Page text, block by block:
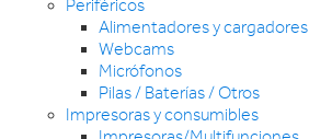
Periféricos
Alimentadores y cargadores
Webcams
Micrófonos
Pilas / Baterías / Otros
Impresoras y consumibles